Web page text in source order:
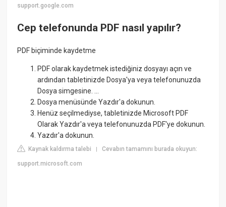
support.google.com
Cep telefonunda PDF nasıl yapılır?
PDF biçiminde kaydetme
PDF olarak kaydetmek istediğiniz dosyayı açın ve
ardından tabletinizde Dosya'ya veya telefonunuzda
Dosya simgesine. ...
Dosya menüsünde Yazdır'a dokunun.
Henüz seçilmediyse, tabletinizde Microsoft PDF
Olarak Yazdır'a veya telefonunuzda PDF'ye dokunun.
Yazdır'a dokunun.
Kaynak kaldırma talebi |Cevabın tamamını burada okuyun:
support.microsoft.com